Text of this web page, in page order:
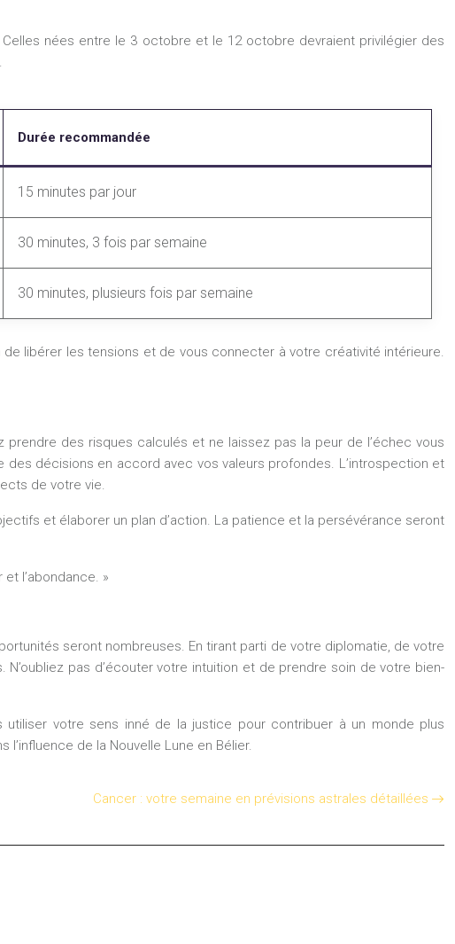
nées entre le 3 octobre et le 12 octobre devraient privilégier des
Durée recommandée
15 minutes par jour
30 minutes, 3 fois par semaine
30 minutes, plusieurs fois par semaine
libérer les tensions et de vous connecter à votre créativité intérieure.
des risques calculés et ne laissez pas la peur de l’échec vous
des décisions en accord avec vos valeurs profondes. L’introspection et
de votre vie.
et élaborer un plan d’action. La patience et la persévérance seront
l’abondance. »
seront nombreuses. En tirant parti de votre diplomatie, de votre
pas d’écouter votre intuition et de prendre soin de votre bien-
votre sens inné de la justice pour contribuer à un monde plus
de la Nouvelle Lune en Bélier.
Cancer : votre semaine en prévisions astrales détaillées